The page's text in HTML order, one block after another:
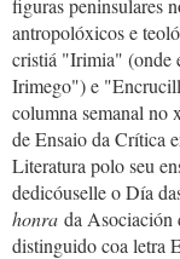
figuras peninsulares
antropolóxicos e
cristiá "Irimia" (onde
Irimego") e
columna semanal
de Ensaio da Crítica
Literatura polo seu
dedicóuselle o Día
honra da Asociación
distinguido coa letra